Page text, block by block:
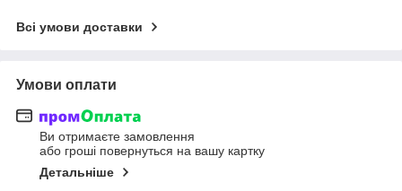
Всі умови доставки
Умови оплати
Ви отримаєте замовлення
або гроші повернуться на вашу картку
Детальніше